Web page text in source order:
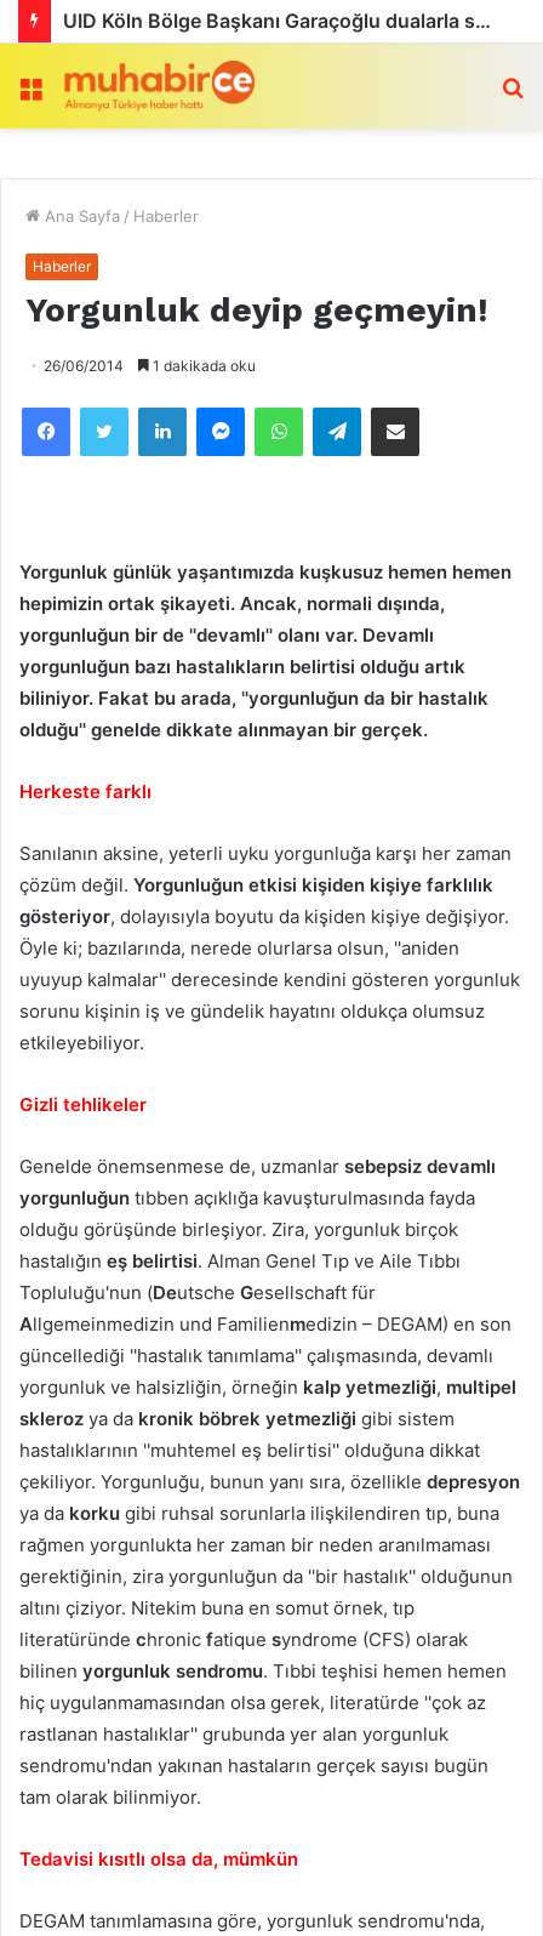
UID Köln Bölge Başkanı Garaçoğlu dualarla son yolculuğuna uğurlandı
Menü
Ana Sayfa / Haberler
Haberler
Yorgunluk deyip geçmeyin!
26/06/2014 1 dakikada oku
Telegram
Yorgunluk günlük yaşantımızda kuşkusuz hemen hemen
hepimizin ortak şikayeti. Ancak, normali dışında,
yorgunluğun bir de ''devamlı'' olanı var. Devamlı
yorgunluğun bazı hastalıkların belirtisi olduğu artık
biliniyor. Fakat bu arada, ''yorgunluğun da bir hastalık
olduğu'' genelde dikkate alınmayan bir gerçek.
Herkeste farklı
Sanılanın aksine, yeterli uyku yorgunluğa karşı her zaman
çözüm değil. Yorgunluğun etkisi kişiden kişiye farklılık
gösteriyor, dolayısıyla boyutu da kişiden kişiye değişiyor.
Öyle ki; bazılarında, nerede olurlarsa olsun, ''aniden
uyuyup kalmalar'' derecesinde kendini gösteren yorgunluk
sorunu kişinin iş ve gündelik hayatını oldukça olumsuz
etkileyebiliyor.
Gizli tehlikeler
Genelde önemsenmese de, uzmanlar sebepsiz devamlı
yorgunluğun tıbben açıklığa kavuşturulmasında fayda
olduğu görüşünde birleşiyor. Zira, yorgunluk birçok
hastalığın eş belirtisi. Alman Genel Tıp ve Aile Tıbbı
Topluluğu'nun (Deutsche Gesellschaft für
Allgemeinmedizin und Familienmedizin – DEGAM) en son
güncellediği ''hastalık tanımlama'' çalışmasında, devamlı
yorgunluk ve halsizliğin, örneğin kalp yetmezliği, multipel
skleroz ya da kronik böbrek yetmezliği gibi sistem
hastalıklarının ''muhtemel eş belirtisi'' olduğuna dikkat
çekiliyor. Yorgunluğu, bunun yanı sıra, özellikle depresyon
ya da korku gibi ruhsal sorunlarla ilişkilendiren tıp, buna
rağmen yorgunlukta her zaman bir neden aranılmaması
gerektiğinin, zira yorgunluğun da ''bir hastalık'' olduğunun
altını çiziyor. Nitekim buna en somut örnek, tıp
literatüründe chronic fatique syndrome (CFS) olarak
bilinen yorgunluk sendromu. Tıbbi teşhisi hemen hemen
hiç uygulanmamasından olsa gerek, literatürde ''çok az
rastlanan hastalıklar'' grubunda yer alan yorgunluk
sendromu'ndan yakınan hastaların gerçek sayısı bugün
tam olarak bilinmiyor.
Tedavisi kısıtlı olsa da, mümkün
DEGAM tanımlamasına göre, yorgunluk sendromu'nda,